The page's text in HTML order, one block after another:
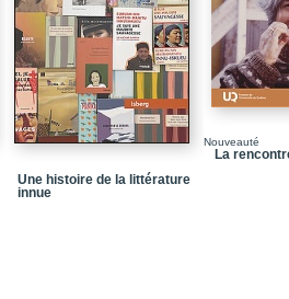
Le froid brûlant d’
Le jardin d’éclairs de
Les femmes-châteaux
Notes
Une histoire de la littérature
innue
Nouveauté
La